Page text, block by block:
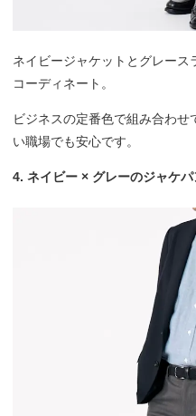
ネイビージャケットとグレー
コーディネート。
ビジネスの定番色で組み合わ
い職場でも安心です。
4. ネイビー × グレーのジャケ